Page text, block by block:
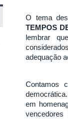
O tema
TEMPOS
lembrar
adequação
Contamos
em